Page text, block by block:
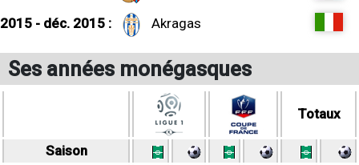
2015 - déc. 2015 :
Akragas
Ses années monégasques
Totaux
Saison